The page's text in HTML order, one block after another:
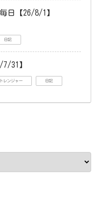
日【26/8/1】
日記
31】
レンジャー 日記